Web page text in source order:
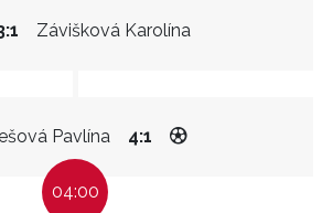
Závišková Karolína
Pavlína 4:1
04:00